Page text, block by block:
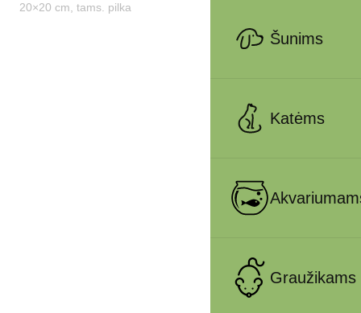
Šunims
Katėms
Graužikams
20×20 cm, tams. pilka